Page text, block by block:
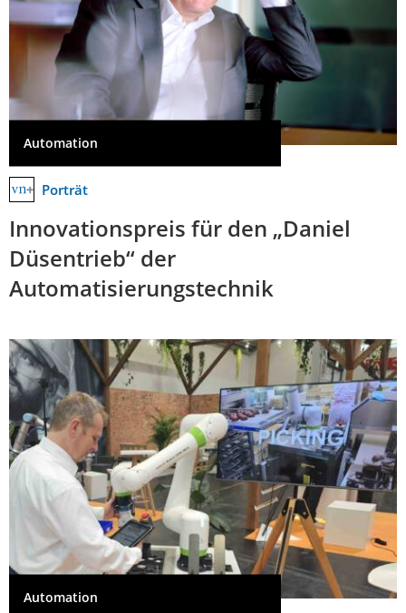
Automation
Porträt
Innovationspreis für den „Daniel
Düsentrieb“ der
Automatisierungstechnik
Automation